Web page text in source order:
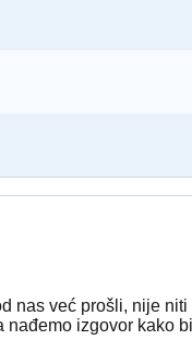
nas već prošli, nije
izgovor kako